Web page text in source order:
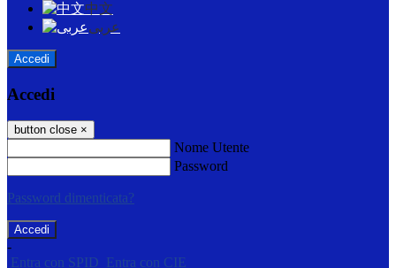
中文
عربى
Accedi
Accedi
button close ×
Nome Utente
Password
Password dimenticata?
-
Entra con SPID
Entra con CIE